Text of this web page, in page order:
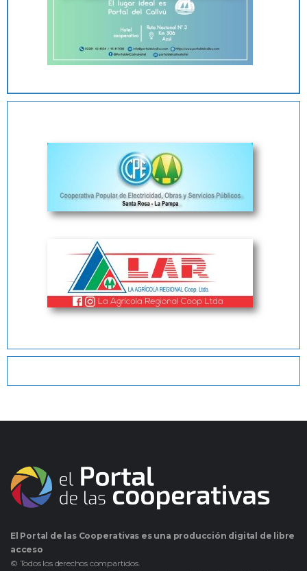
El Portal de las Cooperativas es una producción digital de libre
acceso
© Todos los derechos compartidos.